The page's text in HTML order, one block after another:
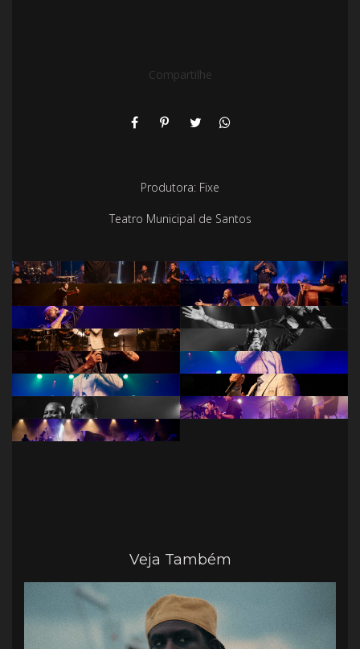
Compartilhe
Produtora: Fixe
Teatro Municipal de Santos
Veja Também